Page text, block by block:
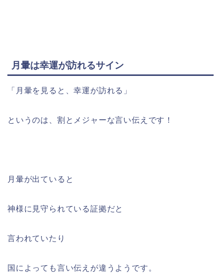
月暈は幸運が訪れるサイン
「月暈を見ると、幸運が訪れる」
というのは、割とメジャーな言い伝えです！
月暈が出ていると
神様に見守られている証拠だと
言われていたり
国によっても言い伝えが違うようです。